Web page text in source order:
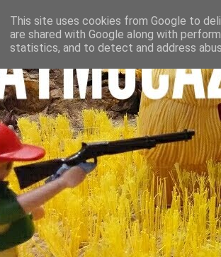
This site uses cookies from Google to
are shared with Google along with
statistics, and to detect and address